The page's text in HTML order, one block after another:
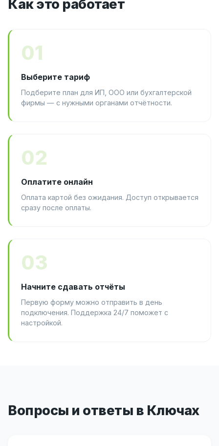
Как это работает
01
Выберите тариф
Подберите план для ИП, ООО или бухгалтерской
фирмы — с нужными органами отчётности.
02
Оплатите онлайн
Оплата картой без ожидания. Доступ открывается
сразу после оплаты.
03
Начните сдавать отчёты
Первую форму можно отправить в день
подключения. Поддержка 24/7 поможет с
настройкой.
Вопросы и ответы в Ключах